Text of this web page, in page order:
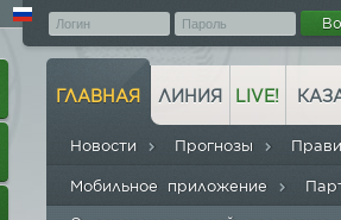
ГЛАВНАЯ
Новости Прогнозы
Мобильное приложение
ЛИНИЯ LIVE!